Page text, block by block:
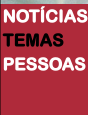
NOTÍCIAS
TEMAS
PESSOAS